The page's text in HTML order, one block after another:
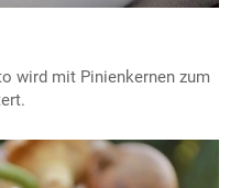
wird mit Pinienkernen zum